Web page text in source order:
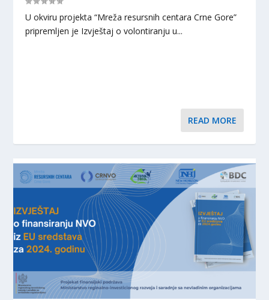
U okviru projekta “Mreža resursnih centara Crne Gore”
pripremljen je Izvještaj o volontiranju u...
READ MORE